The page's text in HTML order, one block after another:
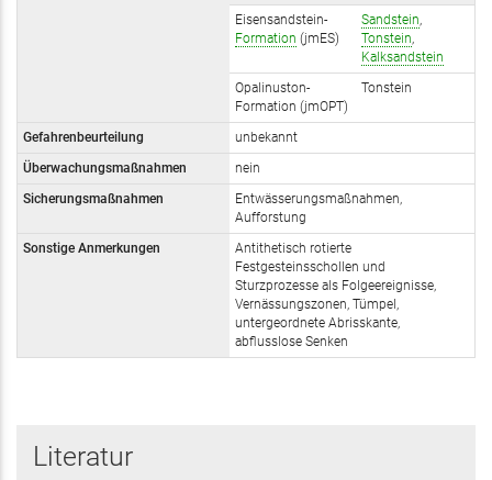
Eisensandstein-
Formation (jmES)
Sandstein
Tonstein
Kalksandstein
Opalinuston-
Formation (jmOPT)
Tonstein
Gefahrenbeurteilung
unbekannt
Überwachungsmaßnahmen
nein
Sicherungsmaßnahmen
Entwässerungsmaßnahmen,
Aufforstung
Sonstige Anmerkungen
Antithetisch rotierte
Festgesteinsschollen und
Sturzprozesse als Folgeereignisse,
Vernässungszonen, Tümpel,
untergeordnete Abrisskante,
abflusslose Senken
Literatur